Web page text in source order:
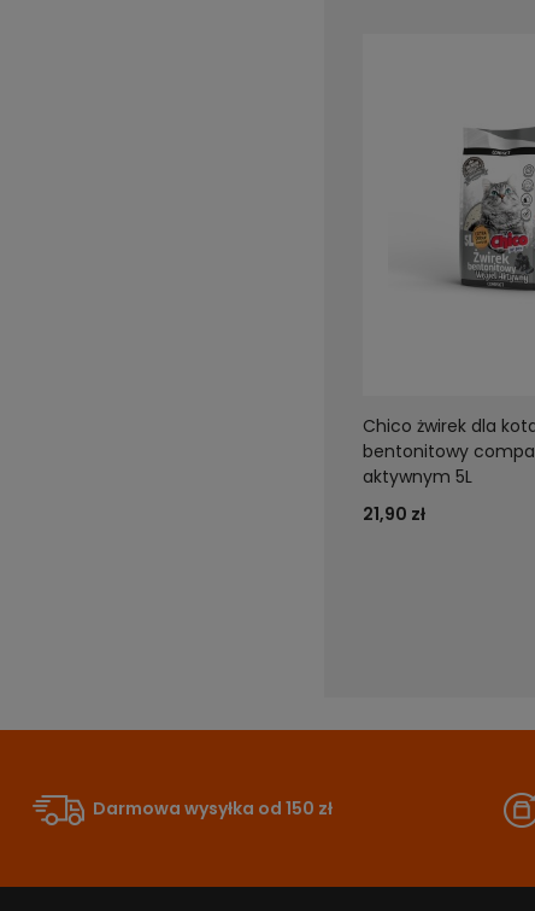
Chico żwirek dla
bentonitowy
aktywnym 5L
21,90 zł
Darmowa wysyłka od 150 zł